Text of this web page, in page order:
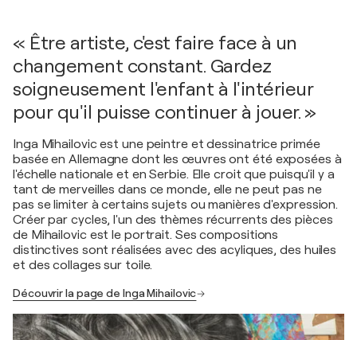
« Être artiste, c'est faire face à un
changement constant. Gardez
soigneusement l'enfant à l'intérieur
pour qu'il puisse continuer à jouer. »
Inga Mihailovic est une peintre et dessinatrice primée
basée en Allemagne dont les œuvres ont été exposées à
l'échelle nationale et en Serbie. Elle croit que puisqu'il y a
tant de merveilles dans ce monde, elle ne peut pas ne
pas se limiter à certains sujets ou manières d'expression.
Créer par cycles, l'un des thèmes récurrents des pièces
de Mihailovic est le portrait. Ses compositions
distinctives sont réalisées avec des acyliques, des huiles
et des collages sur toile.
Découvrir la page de Inga Mihailovic